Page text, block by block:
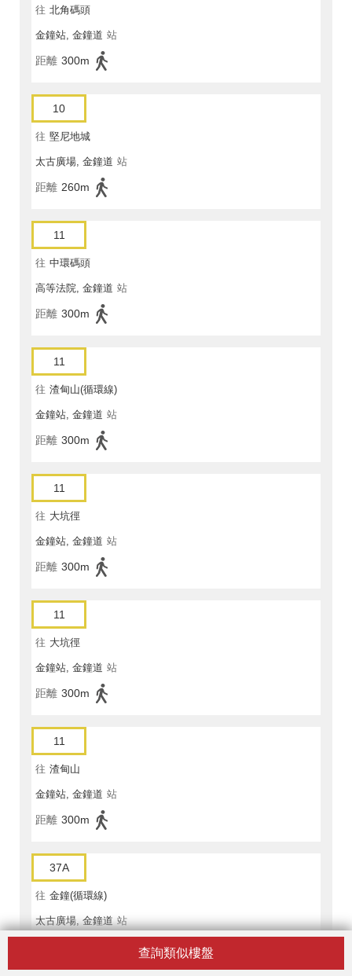
查詢類似樓盤
往 北角碼頭
金鐘站, 金鐘道 站
距離 300m
10
往 堅尼地城
太古廣場, 金鐘道 站
距離 260m
11
往 中環碼頭
高等法院, 金鐘道 站
距離 300m
11
往 渣甸山(循環線)
金鐘站, 金鐘道 站
距離 300m
11
往 大坑徑
金鐘站, 金鐘道 站
距離 300m
11
往 大坑徑
金鐘站, 金鐘道 站
距離 300m
11
往 渣甸山
金鐘站, 金鐘道 站
距離 300m
37A
往 金鐘(循環線)
太古廣場, 金鐘道 站